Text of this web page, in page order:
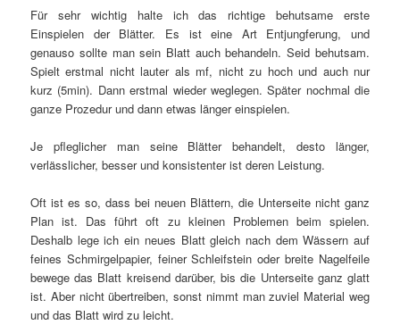
Für sehr wichtig halte ich das richtige behutsame erste
Einspielen der Blätter. Es ist eine Art Entjungferung, und
genauso sollte man sein Blatt auch behandeln. Seid behutsam.
Spielt erstmal nicht lauter als mf, nicht zu hoch und auch nur
kurz (5min). Dann erstmal wieder weglegen. Später nochmal die
ganze Prozedur und dann etwas länger einspielen.
Je pfleglicher man seine Blätter behandelt, desto länger,
verlässlicher, besser und konsistenter ist deren Leistung.
Oft ist es so, dass bei neuen Blättern, die Unterseite nicht ganz
Plan ist. Das führt oft zu kleinen Problemen beim spielen.
Deshalb lege ich ein neues Blatt gleich nach dem Wässern auf
feines Schmirgelpapier, feiner Schleifstein oder breite Nagelfeile
bewege das Blatt kreisend darüber, bis die Unterseite ganz glatt
ist. Aber nicht übertreiben, sonst nimmt man zuviel Material weg
und das Blatt wird zu leicht.